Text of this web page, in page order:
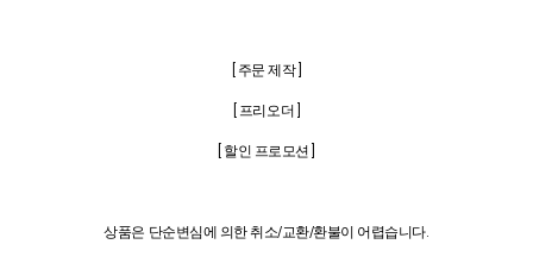
[ 주문 제작 ]
[ 프리오더 ]
[ 할인 프로모션 ]
상품은 단순변심에 의한 취소/교환/환불이 어렵습니다.